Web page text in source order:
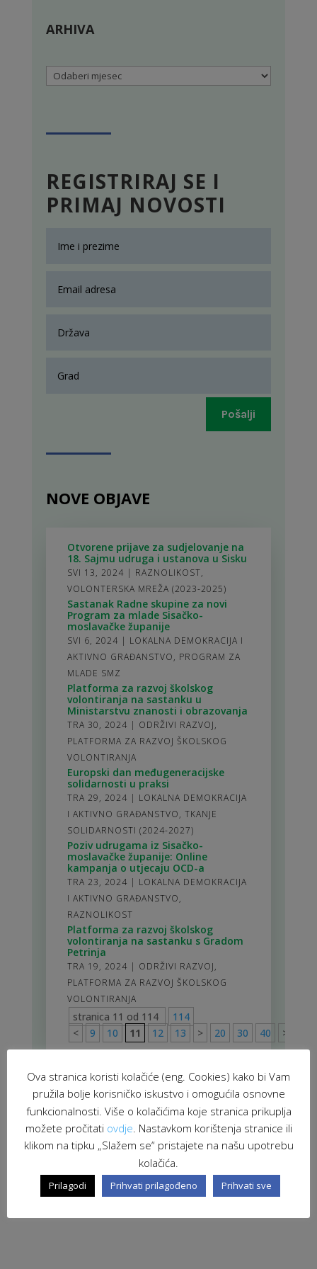
ARHIVA
Arhiva
REGISTRIRAJ SE I
PRIMAJ NOVOSTI
Pošalji
NOVE OBJAVE
Otvorene prijave za sudjelovanje na
18. Sajmu udruga i ustanova u Sisku
SVI 13, 2024 | RAZNOLIKOST,
VOLONTERSKA MREŽA (2023-2025)
Sastanak Radne skupine za novi
Program za mlade Sisačko-
moslavačke županije
SVI 6, 2024 | LOKALNA DEMOKRACIJA I
AKTIVNO GRAĐANSTVO, PROGRAM ZA
MLADE SMZ
Platforma za razvoj školskog
volontiranja na sastanku u
Ministarstvu znanosti i obrazovanja
TRA 30, 2024 | ODRŽIVI RAZVOJ,
PLATFORMA ZA RAZVOJ ŠKOLSKOG
VOLONTIRANJA
Europski dan međugeneracijske
solidarnosti u praksi
TRA 29, 2024 | LOKALNA DEMOKRACIJA
I AKTIVNO GRAĐANSTVO, TKANJE
SOLIDARNOSTI (2024-2027)
Poziv udrugama iz Sisačko-
moslavačke županije: Online
kampanja o utjecaju OCD-a
TRA 23, 2024 | LOKALNA DEMOKRACIJA
I AKTIVNO GRAĐANSTVO,
RAZNOLIKOST
Platforma za razvoj školskog
volontiranja na sastanku s Gradom
Petrinja
TRA 19, 2024 | ODRŽIVI RAZVOJ,
PLATFORMA ZA RAZVOJ ŠKOLSKOG
VOLONTIRANJA
stranica 11 od 114
114
<
9 10 11 12 13 > 20 30 40 >
Ova stranica koristi kolačiće (eng. Cookies) kako bi Vam
pružila bolje korisničko iskustvo i omogućila osnovne
funkcionalnosti. Više o kolačićima koje stranica prikuplja
možete pročitati ovdje. Nastavkom korištenja stranice ili
klikom na tipku „Slažem se“ pristajete na našu upotrebu
kolačića.
Prilagodi Prihvati prilagođeno Prihvati sve